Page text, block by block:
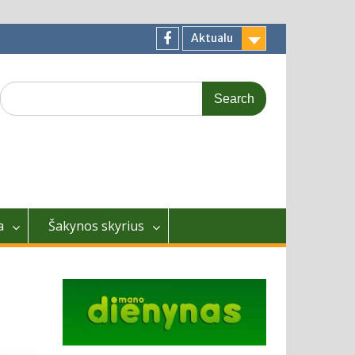
Aktualu
Facebook
Search
for:
Šakynos skyrius